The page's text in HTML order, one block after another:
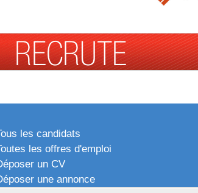
les candidats
les offres d'emploi
un CV
une annonce